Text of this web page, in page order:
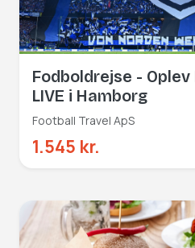
Fodboldrejse -
LIVE i Hamborg
Football Travel ApS
1.545 kr.